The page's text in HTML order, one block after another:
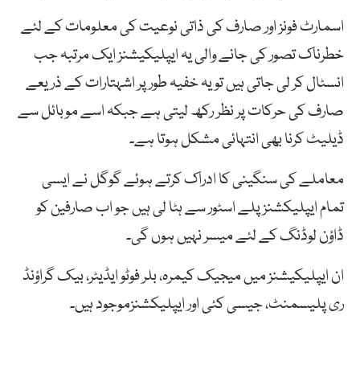
اسمارٹ فونز اور صارف کی ذاتی نوعیت کی معلومات کے لئے
خطرناک تصور کی جانے والی یہ ایپلیکیشنز ایک مرتبہ جب
انسٹال کر لی جاتی ہیں تو یہ خفیہ طور پر اشہتارات کے ذریعے
صارف کی حرکات پر نظر رکھ لیتی ہے جبکہ اسے موبائل سے
ڈیلیٹ کرنا بھی انتہائی مشکل ہوتا ہے۔
معاملے کی سنگینی کا ادراک کرتے ہوئے گوگل نے ایسی
تمام ایپلیکشنز پلے اسٹور سے ہٹا لی ہیں جو اب صارفین کو
ڈاؤن لوڈنگ کے لئے میسر نہیں ہوں گی۔
ان ایپلیکیشنز میں میجیک کیمرہ، بلر فوٹو ایڈیٹر، بیک گراؤنڈ
ری پلیسمنٹ، جیسی کئی اور ایپلیکشنزموجود ہیں۔